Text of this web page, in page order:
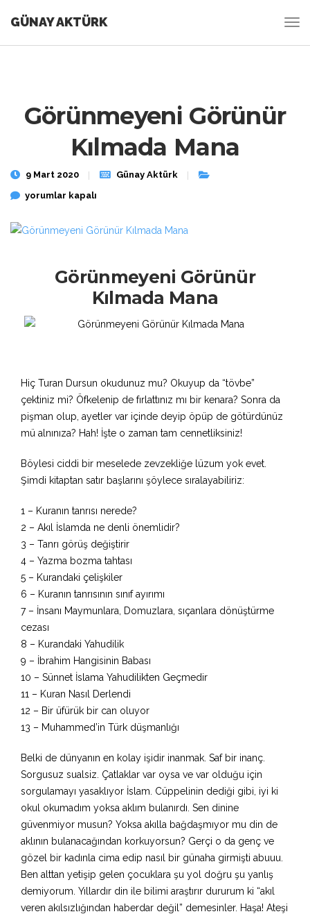
GÜNAY AKTÜRK
Görünmeyeni Görünür
Kılmada Mana
9 Mart 2020
Günay Aktürk
Görünmeyeni Görünür Kılmada Mana için
yorumlar kapalı
Görünmeyeni Görünür
Kılmada Mana
Hiç Turan Dursun okudunuz mu? Okuyup da “tövbe”
çektiniz mi? Öfkelenip de fırlattınız mı bir kenara? Sonra da
pişman olup, ayetler var içinde deyip öpüp de götürdünüz
mü alnınıza? Hah! İşte o zaman tam cennetliksiniz!
Böylesi ciddi bir meselede zevzekliğe lüzum yok evet.
Şimdi kitaptan satır başlarını şöylece sıralayabiliriz:
1 – Kuranın tanrısı nerede?
2 – Akıl İslamda ne denli önemlidir?
3 – Tanrı görüş değiştirir
4 – Yazma bozma tahtası
5 – Kurandaki çelişkiler
6 – Kuranın tanrısının sınıf ayırımı
7 – İnsanı Maymunlara, Domuzlara, sıçanlara dönüştürme
cezası
8 – Kurandaki Yahudilik
9 – İbrahim Hangisinin Babası
10 – Sünnet İslama Yahudilikten Geçmedir
11 – Kuran Nasıl Derlendi
12 – Bir üfürük bir can oluyor
13 – Muhammed’in Türk düşmanlığı
Belki de dünyanın en kolay işidir inanmak. Saf bir inanç.
Sorgusuz sualsiz. Çatlaklar var oysa ve var olduğu için
sorgulamayı yasaklıyor İslam. Cüppelinin dediği gibi, iyi ki
okul okumadım yoksa aklım bulanırdı. Sen dinine
güvenmiyor musun? Yoksa akılla bağdaşmıyor mu din de
aklının bulanacağından korkuyorsun? Gerçi o da genç ve
gözel bir kadınla cima edip nasıl bir günaha girmişti abuuu.
Ben alttan yetişip gelen çocuklara şu yol doğru şu yanlış
demiyorum. Yıllardır din ile bilimi araştırır dururum ki “akıl
veren akılsızlığından haberdar değil” demesinler. Haşa! Ateşi